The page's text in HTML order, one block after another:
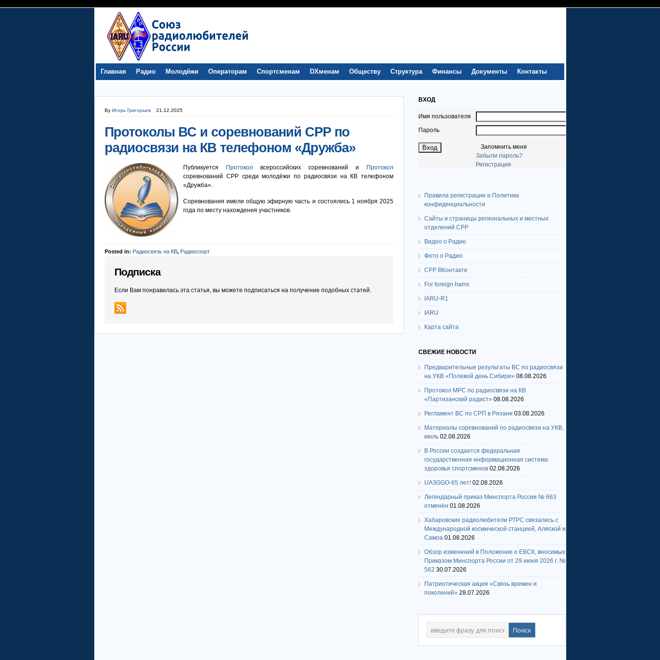
Главная Радио Молодёжи Операторам Спортсменам DXменам Обществу Структура Финансы Документы Контакты
By Игорь Григорьев 21.12.2025
Протоколы ВС и соревнований СРР по
радиосвязи на КВ телефоном «Дружба»
Публикуется Протокол всероссийских соревнований и
Протокол
соревнований СРР среди молодёжи по радиосвязи на КВ телефоном
«Дружба».
Соревнования имели общую эфирную часть и состоялись 1 ноября 2025
года по месту нахождения участников.
Posted in: Радиосвязь на КВ, Радиоспорт
Подписка
Если Вам понравилась эта статья, вы можете подписаться на получение подобных статей.
ВХОД
Имя пользователя
Пароль
Запомнить меня
Забыли пароль?
Регистрация
Правила регистрации и Политика
конфиденциальности
Сайты и страницы региональных и местных
отделений СРР
Видео о Радио
Фото о Радио
СРР ВКонтакте
For foreign hams
IARU-R1
IARU
Карта сайта
СВЕЖИЕ НОВОСТИ
Предварительные результаты ВС по радиосвязи
на УКВ «Полевой день Сибири» 08.08.2026
Протокол МРС по радиосвязи на КВ
«Партизанский радист» 08.08.2026
Регламент ВС по СРП в Рязани 03.08.2026
Материалы соревнований по радиосвязи на УКВ,
июль 02.08.2026
В России создается федеральная
государственная информационная система
здоровья спортсменов 02.08.2026
UA3GGO-65 лет! 02.08.2026
Легендарный приказ Минспорта России № 663
отменён 01.08.2026
Хабаровские радиолюбители РТРС связались с
Международной космической станцией, Аляской и
Самоа 01.08.2026
Обзор изменений в Положение о ЕВСК, вносимых
Приказом Минспорта России от 29 июня 2026 г. №
562 30.07.2026
Патриотическая акция «Связь времен и
поколений» 28.07.2026